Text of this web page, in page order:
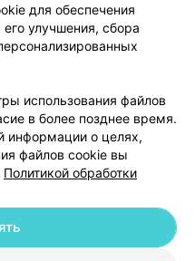
Способы оплаты
Партнеры
103.by
cookie
данных
для обеспечения
его улучшения, сбора
использования файлов
в более позднее время.
информации о целях,
файлов cookie вы
Политикой обработки